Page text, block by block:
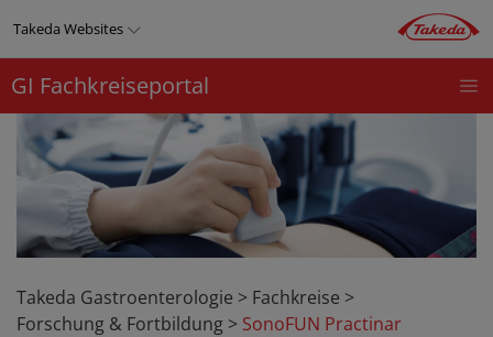
zum
Inhalt
Takeda Websites
Top
menu
GASTROENTEROLOGIE
GI Fachkreiseportal
Takeda Gastroenterologie > Fachkreise >
Forschung & Fortbildung > SonoFUN Practinar